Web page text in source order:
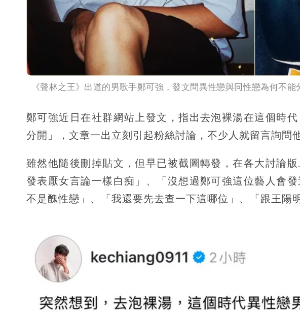
《聲林之王》出道的男歌手鄭可強，發文問異性戀與同性戀為何不
鄭可強近日在社群網站上發文，指出去泡裸湯在這個時
分開」，文章一出立刻引起粉絲討論，不少人就留言詢問
雖然他隨後刪掉貼文，但早已被截圖轉發，在各大討論
發表厭女言論一樣白痴」、「沒想過鄭可強這位藝人會
不是醜性戀」、「我還要先去查一下這哪位」、「跟王陽